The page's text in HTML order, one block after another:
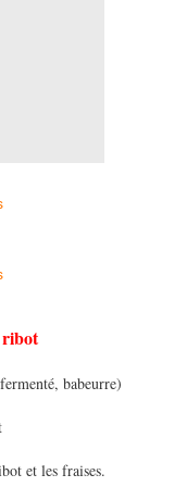
ribot
babeurre)
et les fraises.